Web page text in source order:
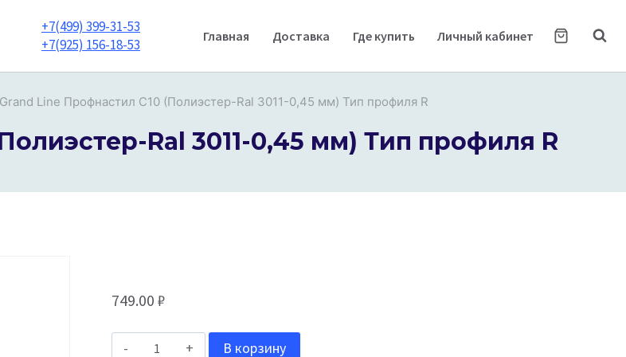
+7(499) 399-31-53
+7(925) 156-18-53
Главная Доставка Где купить Личный кабинет
Grand Line Профнастил С10 (Полиэстер-Ral 3011-0,45 мм) Тип профиля R
Ral 3011-0,45 мм) Тип профиля R
749.00 ₽
Количество
В корзину